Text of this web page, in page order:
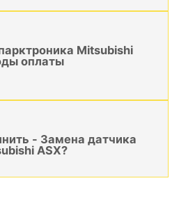
Mitsubishi
оплаты
- Замена датчика
ASX?